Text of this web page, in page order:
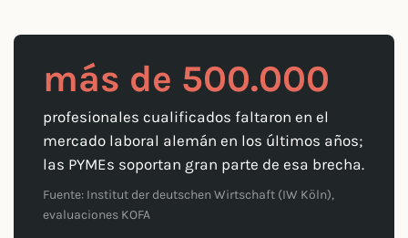
más de 500.000
profesionales cualificados faltaron en el
mercado laboral alemán en los últimos años;
las PYMEs soportan gran parte de esa brecha.
Fuente: Institut der deutschen Wirtschaft (IW Köln),
evaluaciones KOFA